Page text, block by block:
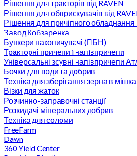
Рішення для тракторів від RAVEN
Рішення для обприскувачів від
Рішення для причіпного обладнання
Завод Кобзаренка
Бункери накопичувачі (ПБН)
Тракторні причепи i напiвпричепи
Універсальні зсувні напівпричепи
Бочки для води та добрив
Техніка для зберігання зерна в
Візки для жаток
Розчинно-заправочні станції
Розкидачі мінеральних добрив
Техніка для соломи
FreeFarm
Dawn
360 Yield Center